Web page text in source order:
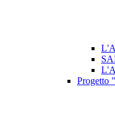
Progetto